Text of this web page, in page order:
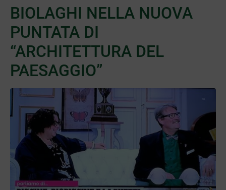
BIOLAGHI NELLA NUOVA
PUNTATA DI
“ARCHITETTURA DEL
PAESAGGIO”